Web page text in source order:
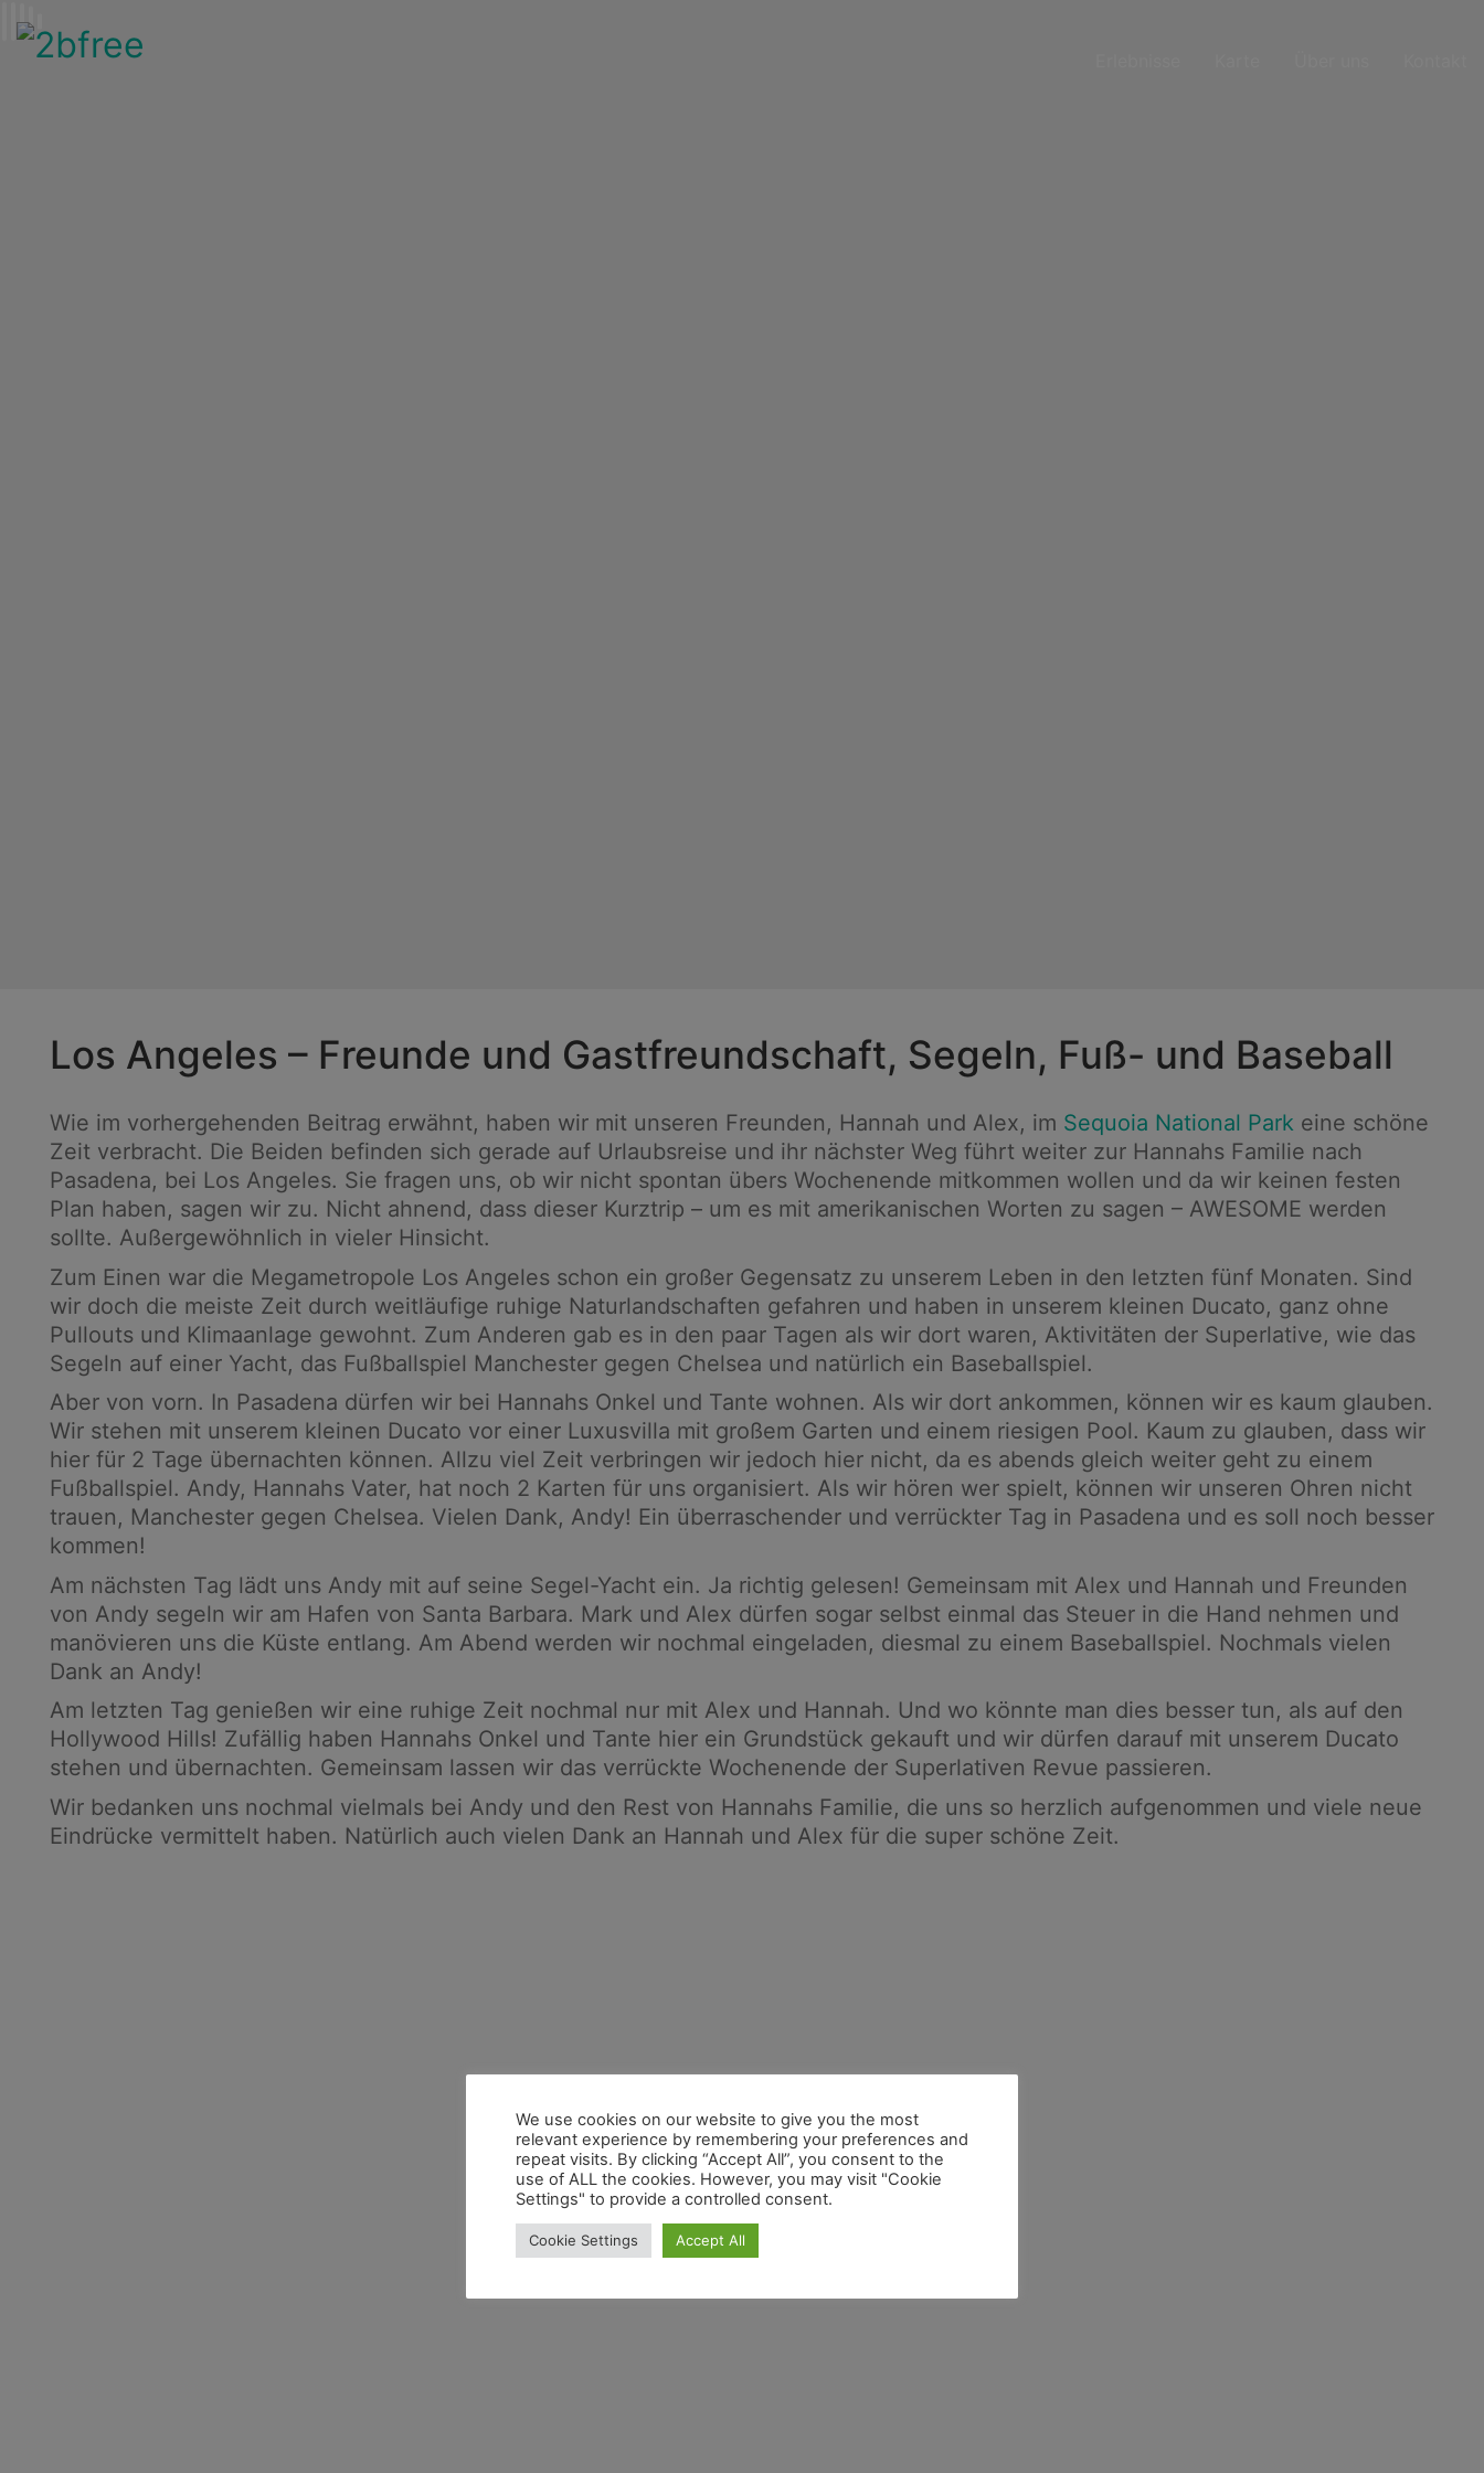
Los Angeles – Freunde und Gastfreundschaft, Segeln, Fuß- und Baseball
Wie im vorhergehenden Beitrag erwähnt, haben wir mit unseren Freunden, Hannah und Alex, im Sequoia National Park eine schöne
Zeit verbracht. Die Beiden befinden sich gerade auf Urlaubsreise und ihr nächster Weg führt weiter zur Hannahs Familie nach
Pasadena, bei Los Angeles. Sie fragen uns, ob wir nicht spontan übers Wochenende mitkommen wollen und da wir keinen festen
Plan haben, sagen wir zu. Nicht ahnend, dass dieser Kurztrip – um es mit amerikanischen Worten zu sagen – AWESOME werden
sollte. Außergewöhnlich in vieler Hinsicht.
Zum Einen war die Megametropole Los Angeles schon ein großer Gegensatz zu unserem Leben in den letzten fünf Monaten. Sind
wir doch die meiste Zeit durch weitläufige ruhige Naturlandschaften gefahren und haben in unserem kleinen Ducato, ganz ohne
Pullouts und Klimaanlage gewohnt. Zum Anderen gab es in den paar Tagen als wir dort waren, Aktivitäten der Superlative, wie das
Segeln auf einer Yacht, das Fußballspiel Manchester gegen Chelsea und natürlich ein Baseballspiel.
Aber von vorn. In Pasadena dürfen wir bei Hannahs Onkel und Tante wohnen. Als wir dort ankommen, können wir es kaum glauben.
Wir stehen mit unserem kleinen Ducato vor einer Luxusvilla mit großem Garten und einem riesigen Pool. Kaum zu glauben, dass wir
hier für 2 Tage übernachten können. Allzu viel Zeit verbringen wir jedoch hier nicht, da es abends gleich weiter geht zu einem
Fußballspiel. Andy, Hannahs Vater, hat noch 2 Karten für uns organisiert. Als wir hören wer spielt, können wir unseren Ohren nicht
trauen, Manchester gegen Chelsea. Vielen Dank, Andy! Ein überraschender und verrückter Tag in Pasadena und es soll noch besser
kommen!
Am nächsten Tag lädt uns Andy mit auf seine Segel-Yacht ein. Ja richtig gelesen! Gemeinsam mit Alex und Hannah und Freunden
von Andy segeln wir am Hafen von Santa Barbara. Mark und Alex dürfen sogar selbst einmal das Steuer in die Hand nehmen und
manövieren uns die Küste entlang. Am Abend werden wir nochmal eingeladen, diesmal zu einem Baseballspiel. Nochmals vielen
Dank an Andy!
Am letzten Tag genießen wir eine ruhige Zeit nochmal nur mit Alex und Hannah. Und wo könnte man dies besser tun, als auf den
Hollywood Hills! Zufällig haben Hannahs Onkel und Tante hier ein Grundstück gekauft und wir dürfen darauf mit unserem Ducato
stehen und übernachten. Gemeinsam lassen wir das verrückte Wochenende der Superlativen Revue passieren.
Wir bedanken uns nochmal vielmals bei Andy und den Rest von Hannahs Familie, die uns so herzlich aufgenommen und viele neue
Eindrücke vermittelt haben. Natürlich auch vielen Dank an Hannah und Alex für die super schöne Zeit.
We use cookies on our website to give you the most
relevant experience by remembering your preferences and
repeat visits. By clicking “Accept All”, you consent to the
use of ALL the cookies. However, you may visit "Cookie
Settings" to provide a controlled consent.
Cookie Settings Accept All